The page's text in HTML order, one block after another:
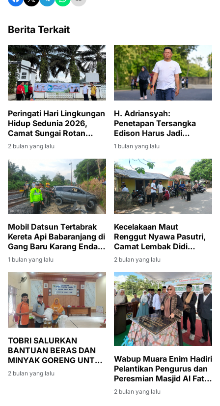
Berita Terkait
Peringati Hari Lingkungan
Hidup Sedunia 2026,
Camat Sungai Rotan
Pimpin Giat Jumat Bersih
di Lingkungan Kantor
Kecamatan
2 bulan yang lalu
H. Adriansyah:
Penetapan Tersangka
Edison Harus Jadi
Momentum Bersih-Bersih
Korupsi di Muara Enim
1 bulan yang lalu
Mobil Datsun Tertabrak
Kereta Api Babaranjang di
Gang Baru Karang Endah,
Sopir Selamat
1 bulan yang lalu
Kecelakaan Maut
Renggut Nyawa Pasutri,
Camat Lembak Didi
Haryanto Turut Berduka
dan Melayat
2 bulan yang lalu
TOBRI SALURKAN
BANTUAN BERAS DAN
MINYAK GORENG UNTUK
WARGA BANSOS DI
DESA DANAU BARU
2 bulan yang lalu
Wabup Muara Enim Hadiri
Pelantikan Pengurus dan
Peresmian Masjid Al Fatih
di Lubuk Ampelas
2 bulan yang lalu